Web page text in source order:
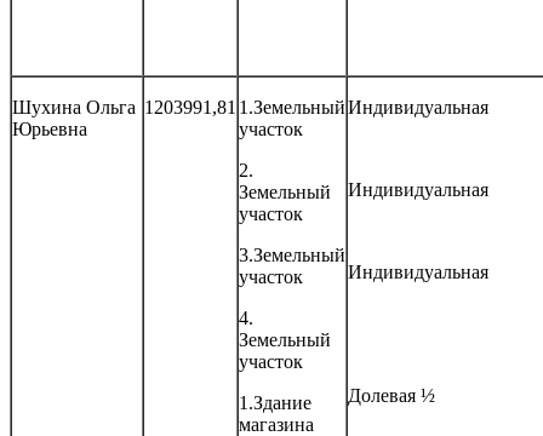
Шухина Ольга
Юрьевна
1203991,81 1.Земельный
участок
2.
Земельный
участок
3.Земельный
участок
4.
Земельный
участок
1.Здание
магазина
Индивидуальная
Индивидуальная
Индивидуальная
Долевая ½